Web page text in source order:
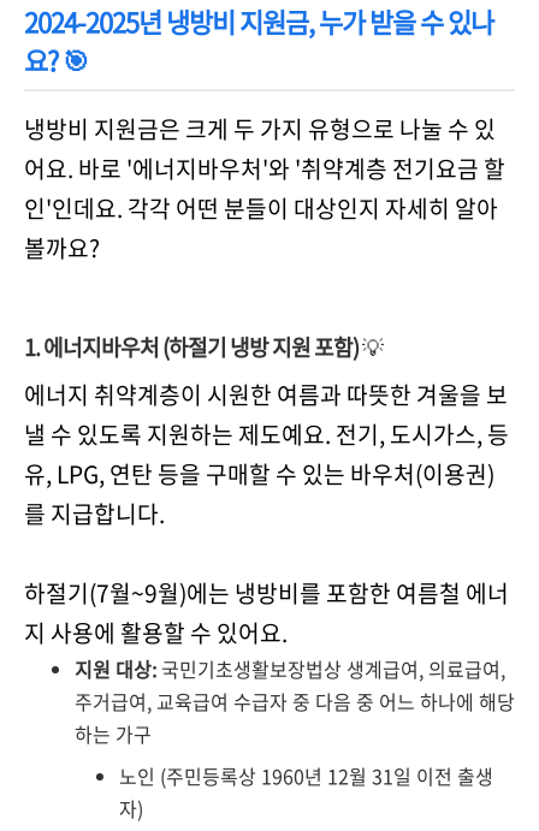
2024-2025년 냉방비 지원금, 누가 받을 수 있나
요? 🎯
냉방비 지원금은 크게 두 가지 유형으로 나눌 수 있
어요. 바로 '에너지바우처'와 '취약계층 전기요금 할
인'인데요. 각각 어떤 분들이 대상인지 자세히 알아
볼까요?
1. 에너지바우처 (하절기 냉방 지원 포함)💡
에너지 취약계층이 시원한 여름과 따뜻한 겨울을 보
낼 수 있도록 지원하는 제도예요. 전기, 도시가스, 등
유, LPG, 연탄 등을 구매할 수 있는 바우처(이용권)
를 지급합니다.
하절기(7월~9월)에는 냉방비를 포함한 여름철 에너
지 사용에 활용할 수 있어요.
지원 대상:국민기초생활보장법상 생계급여, 의료급여,
주거급여, 교육급여 수급자 중 다음 중 어느 하나에 해당
하는 가구
노인 (주민등록상 1960년 12월 31일 이전 출생
자)